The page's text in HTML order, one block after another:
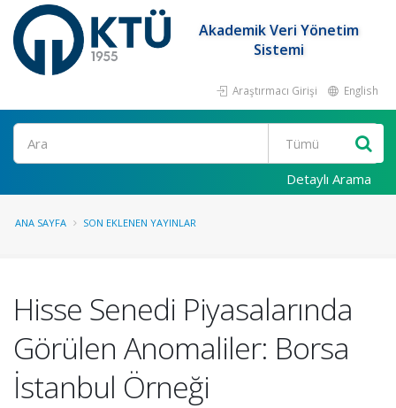
Akademik Veri Yönetim
Sistemi
Araştırmacı Girişi English
Ara
Detaylı Arama
ANA SAYFA SON EKLENEN YAYINLAR
Hisse Senedi Piyasalarında
Görülen Anomaliler: Borsa
İstanbul Örneği